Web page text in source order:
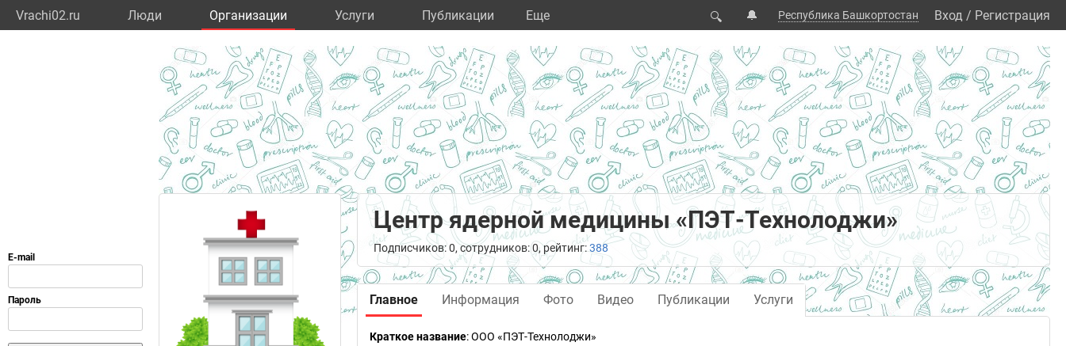
Vrachi02.ru Люди Организации Услуги Публикации Eще 🔍 🔔 Республика Башкортостан Вход / Регистрация
Центр ядерной медицины «ПЭТ-Технолоджи»
Подписчиков: 0, сотрудников: 0, рейтинг:388
Главное Информация Фото Видео Публикации Услуги
Краткое название:ООО «ПЭТ-Технолоджи»